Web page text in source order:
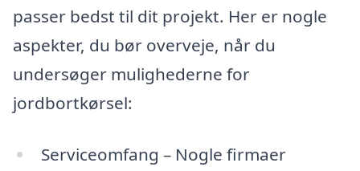
passer bedst til dit projekt. Her er nogle
aspekter, du bør overveje, når du
undersøger mulighederne for
jordbortkørsel:
Serviceomfang – Nogle firmaer